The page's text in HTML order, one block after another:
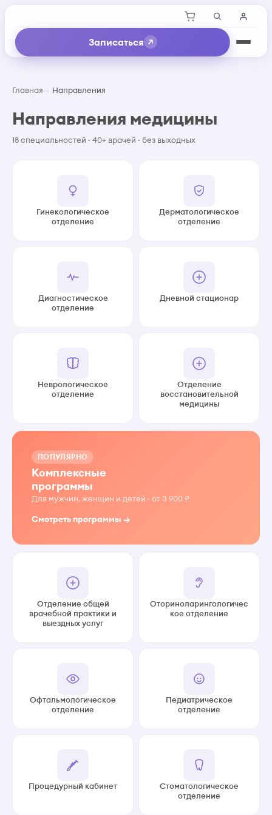
Записаться
Главная Направления
Направления медицины
18 специальностей · 40+ врачей · без выходных
Гинекологическое
отделение
Дерматологическое
отделение
Диагностическое
отделение
Дневной стационар
Неврологическое
отделение
Отделение
восстановительной
медицины
ПОПУЛЯРНО
Комплексные
программы
Для мужчин, женщин и детей · от 3 900 ₽
Смотреть программы →
Отделение общей
врачебной практики и
выездных услуг
Оториноларингологичес
кое отделение
Офтальмологическое
отделение
Педиатрическое
отделение
Процедурный кабинет
Стоматологическое
отделение